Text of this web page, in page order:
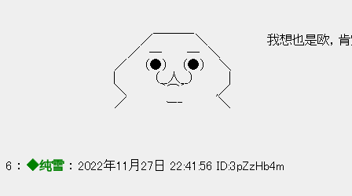
／　　 　 　＼               我想也是欧，肯定
／　─　 　 ─　＼
／ 　 （●） 　（●） 　＼
|　 　 　 （__人__）　　 　 |
＼　 　　 ｀⌒´ 　　　,／
／　　　 　ー‐　　　　＼
6 ： ◆纯雪 ： 2022年11月27日 22:41:56 ID:3pZzHb4m